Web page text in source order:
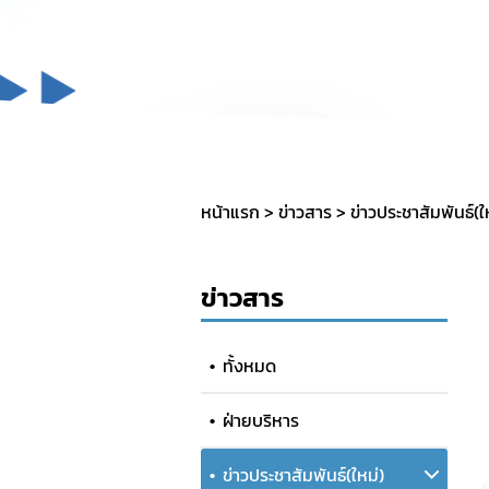
หน้าแรก ข่าวสาร ข่าวประชาสัมพันธ์(
ข่าวสาร
ทั้งหมด
ฝ่ายบริหาร
ข่าวประชาสัมพันธ์(ใหม่)